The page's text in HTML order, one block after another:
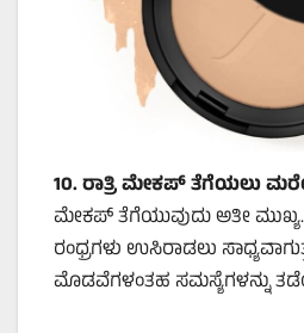
10.ರಾತ್ರಿ ಮೇಕಪ್ ತೆಗೆಯಲು
ಮೇಕಪ್ ತೆಗೆಯುವುದು ಅತೀ
ರಂಧ್ರಗಳು ಉಸಿರಾಡಲು
ಮೊಡವೆಗಳಂತಹ ಸಮಸ್ಯೆಗಳನ್ನು